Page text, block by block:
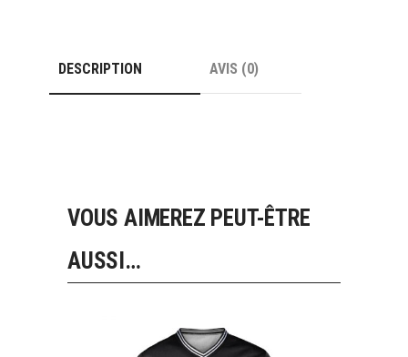
DESCRIPTION AVIS (0)
VOUS AIMEREZ PEUT-ÊTRE
AUSSI…